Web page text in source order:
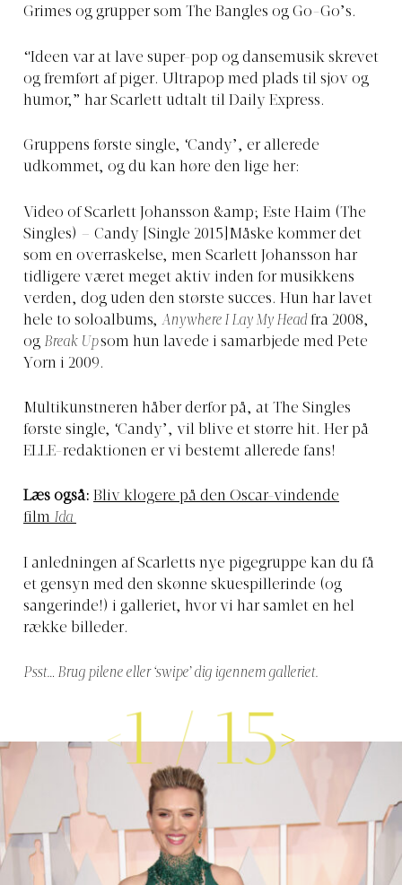
Grimes og grupper som The Bangles og Go-Go’s.
“Ideen var at lave super-pop og dansemusik skrevet
og fremført af piger. Ultrapop med plads til sjov og
humor,” har Scarlett udtalt til Daily Express.
Gruppens første single, ‘Candy’, er allerede
udkommet, og du kan høre den lige her:
Video of Scarlett Johansson &amp; Este Haim (The
Singles) – Candy [Single 2015]Måske kommer det
som en overraskelse, men Scarlett Johansson har
tidligere været meget aktiv inden for musikkens
verden, dog uden den største succes. Hun har lavet
hele to soloalbums, Anywhere I Lay My Head fra 2008,
og Break Upsom hun lavede i samarbjede med Pete
Yorn i 2009.
Multikunstneren håber derfor på, at The Singles
første single, ‘Candy’, vil blive et større hit. Her på
ELLE-redaktionen er vi bestemt allerede fans!
Læs også: Bliv klogere på den Oscar-vindende
film Ida
I anledningen af Scarletts nye pigegruppe kan du få
et gensyn med den skønne skuespillerinde (og
sangerinde!) i galleriet, hvor vi har samlet en hel
række billeder.
Psst… Brug pilene eller ‘swipe’ dig igennem galleriet.
1/15